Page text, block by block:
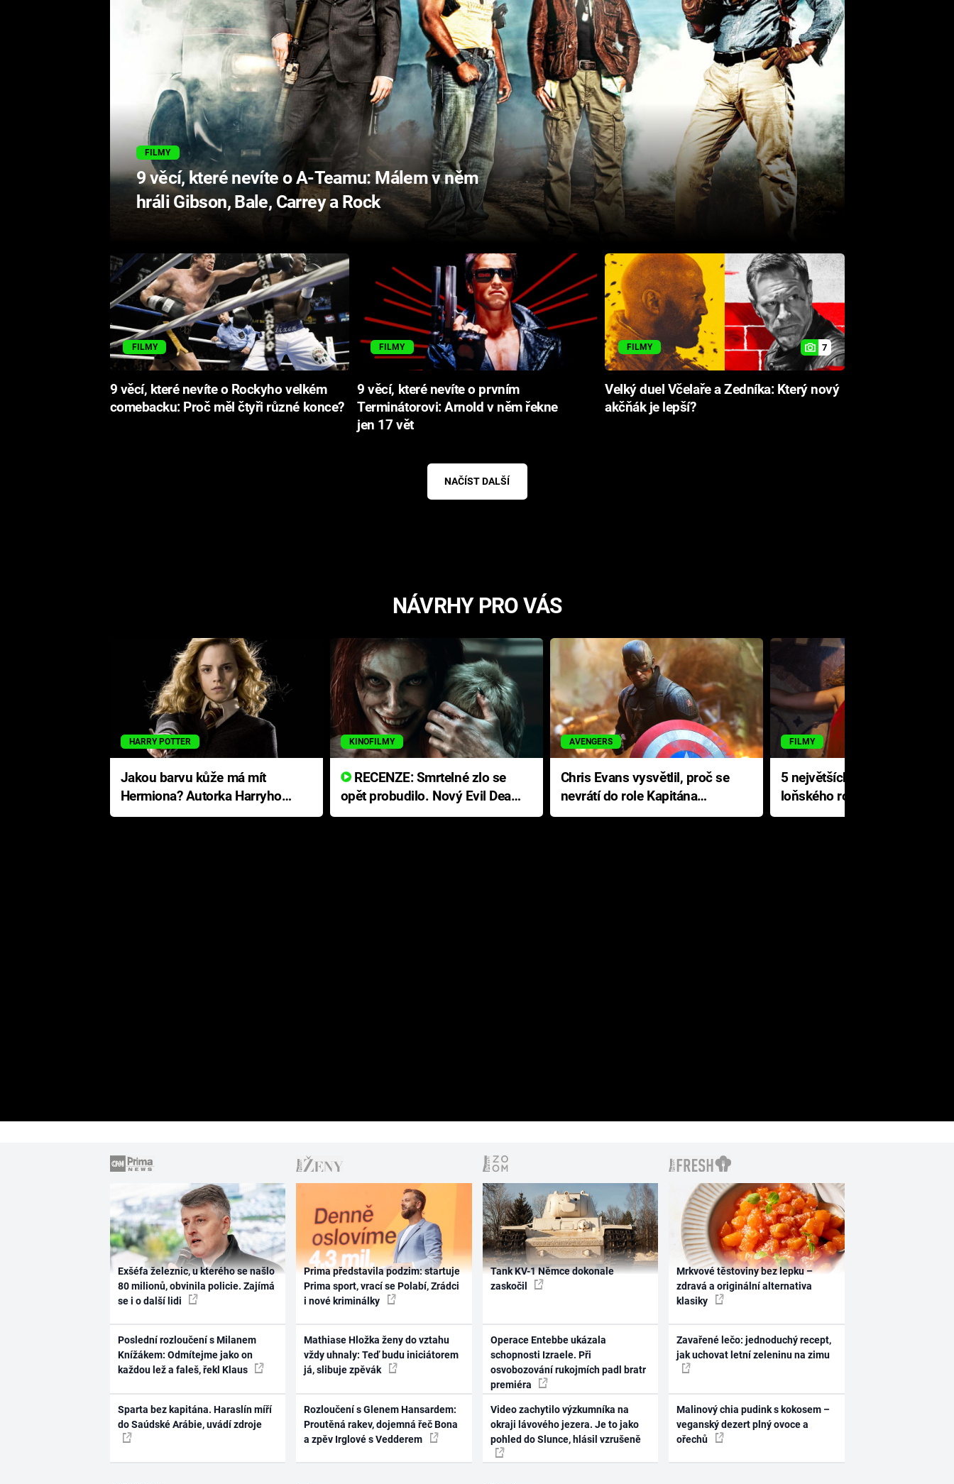
FILMY
9 věcí, které nevíte o A-Teamu: Málem v něm
hráli Gibson, Bale, Carrey a Rock
FILMY
9 věcí, které nevíte o Rockyho velkém
comebacku: Proč měl čtyři různé konce?
FILMY
9 věcí, které nevíte o prvním
Terminátorovi: Arnold v něm řekne
jen 17 vět
FILMY 7
Velký duel Včelaře a Zedníka: Který nový
akčňák je lepší?
NAČÍST DALŠÍ
NÁVRHY PRO VÁS
HARRY POTTER
Jakou barvu kůže má mít
Hermiona? Autorka Harryho
Pottera přišla s ráznou
KINOFILMY
RECENZE: Smrtelné zlo se
opět probudilo. Nový Evil Dead
přichází s neodolatelnou
AVENGERS
Chris Evans vysvětlil, proč se
nevrátí do role Kapitána
Ameriky
FILMY
5 největších propadáků
loňského roku: Disney na
jediné katastrofě prodělal 200
Exšéfa železnic, u kterého se našlo
80 milionů, obvinila policie. Zajímá
se i o další lidi
Poslední rozloučení s Milanem
Knížákem: Odmítejme jako on
každou lež a faleš, řekl Klaus
Sparta bez kapitána. Haraslín míří
do Saúdské Arábie, uvádí zdroje
Prima představila podzim: startuje
Prima sport, vrací se Polabí, Zrádci
i nové kriminálky
Mathiase Hložka ženy do vztahu
vždy uhnaly: Teď budu iniciátorem
já, slibuje zpěvák
Rozloučení s Glenem Hansardem:
Proutěná rakev, dojemná řeč Bona
a zpěv Irglové s Vedderem
Tank KV-1 Němce dokonale
zaskočil
Operace Entebbe ukázala
schopnosti Izraele. Při
osvobozování rukojmích padl bratr
premiéra
Video zachytilo výzkumníka na
okraji lávového jezera. Je to jako
pohled do Slunce, hlásil vzrušeně
Mrkvové těstoviny bez lepku –
zdravá a originální alternativa
klasiky
Zavařené lečo: jednoduchý recept,
jak uchovat letní zeleninu na zimu
Malinový chia pudink s kokosem –
veganský dezert plný ovoce a
ořechů